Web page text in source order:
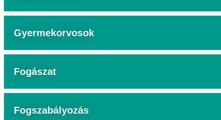
Gyermekorvosok
Fogászat
Fogszabályozás